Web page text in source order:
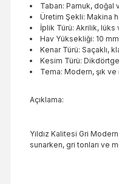
Taban: Pamuk, doğal
Üretim Şekli: Makina
İplik Türü: Akrilik, lüks
Hav Yüksekliği: 10
Kenar Türü: Saçaklı,
Kesim Türü:
Tema: Modern, şık
Açıklama:
Yıldız Kalitesi Gri
sunarken, gri tonları ve